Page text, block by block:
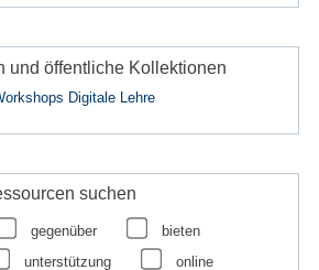
und öffentliche Kollektionen
Digitale Lehre
suchen
gegenüber
bieten
unterstützung online